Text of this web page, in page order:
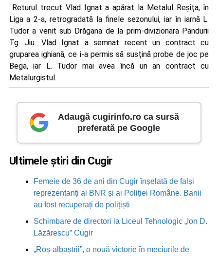
Returul trecut Vlad Ignat a apărat la Metalul Reşiţa, în
Liga a 2-a, retrogradată la finele sezonului, iar în iarnă L.
Tudor a venit sub Drăgana de la prim-divizionara Pandurii
Tg. Jiu. Vlad Ignat a semnat recent un contract cu
gruparea ighiană, ce i-a permis să susţină probe de joc pe
Bega, iar L. Tudor mai avea încă un an contract cu
Metalurgistul.
Adaugă cugirinfo.ro ca sursă
preferată pe Google
Ultimele știri din Cugir
Femeie de 36 de ani din Cugir înșelată de falși
reprezentanți ai BNR și ai Poliției Române. Banii
au fost recuperați de polițiști
Schimbare de directori la Liceul Tehnologic „Ion D.
Lăzărescu” Cugir
„Roș-albaștrii”, o nouă victorie în meciurile de